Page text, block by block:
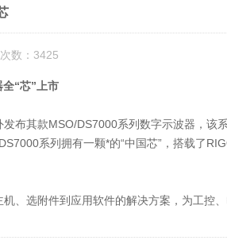
数：3425
“芯”上市
布其款MSO/DS7000系列数字示波器，该
系列拥有一颗*的“中国芯”，搭载了
、选附件到应用软件的解决方案，为工控